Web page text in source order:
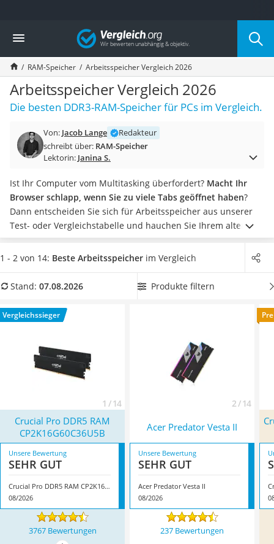
Die beliebtesten Vergleiche nach Kategorie
Elektronik
Powerstation
Monitor 32 Zoll 4K
Fernseher
Drucker
Desktop-PC
Diascanner
Laser-Multifunktionsdrucker
Powerstation mit Solarpanel
Gaming-PC
Soundbar
17-Zoll-Laptop
Satellitenschüssel
Gaming-Headset
Tablets unter 200 Euro
Lichtwecker
Acer Aspire
Vergleich
RAM-Speicher Arbeitsspeicher Vergleich 2026
Arbeitsspeicher Vergleich 2026
Die besten DDR3-RAM-Speicher für PCs im Vergleich.
Von: Jacob Lange
Redakteur
schreibt über: RAM-Speicher
Lektorin: Janina S.
Ist Ihr Computer vom Multitasking überfordert? Macht Ihr
Browser schlapp, wenn Sie zu viele Tabs geöffnet haben?
Dann entscheiden Sie sich für Arbeitsspeicher aus unserer
Test- oder Vergleichstabelle und hauchen Sie Ihrem alten
Rechner neues Leben ein. In unserem Vergleich finden Sie
ausschließlich Sets aus zwei RAM-Modulenmit einem
Für Gamer besonders interessant ist die Taktfrequenz, die
Überzeugt hat uns hier im August 2026 besonders das
ModellCrucial Pro DDR5 RAM CP2K16G60C36U5B
mit seinen
1 - 2 von 14: Beste Arbeitsspeicher im Vergleich
Stand: 07.08.2026 Produkte filtern
Vergleichssieger
1 / 14 2 / 14
Crucial Pro DDR5 RAM
CP2K16G60C36U5B
Acer Predator Vesta II
Unsere Bewertung
SEHR GUT
Crucial Pro DDR5 RAM CP2K16G60C36U5B
08/2026
Unsere Bewertung
SEHR GUT
Acer Predator Vesta II
08/2026
3767 Bewertungen 237 Bewertungen